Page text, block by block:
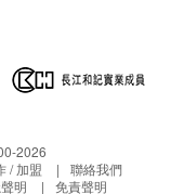
2026
/ 加盟
聯絡我們
明 免責聲明